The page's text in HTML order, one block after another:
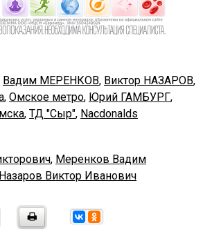
Вадим МЕРЕНКОВ, Виктор НАЗАРОВ,
, Омское метро, Юрий ГАМБУРГ,
, ТД "Сыр", Nacdonalds
, Меренков Вадим
Назаров Виктор Иванович